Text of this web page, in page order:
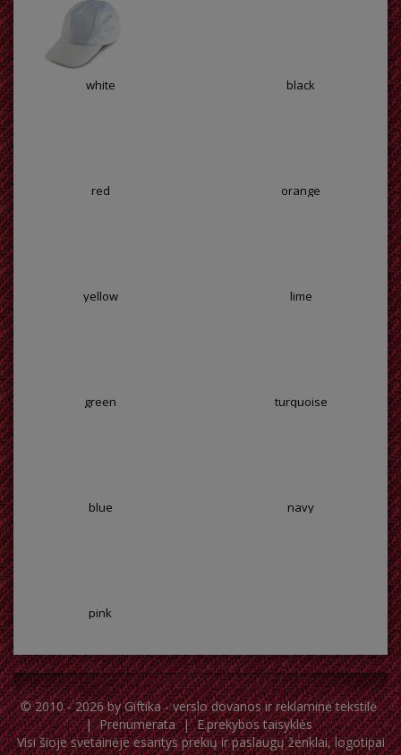
white black
red orange
yellow lime
green turquoise
blue navy
pink
© 2010 - 2026 byGiftika - verslo dovanos ir reklaminė tekstilė
|Prenumerata|E.prekybos taisyklės
Visi šioje svetainėje esantys prekių ir paslaugų ženklai, logotipai